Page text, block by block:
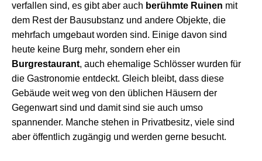
verfallen sind, es gibt aber auch berühmte Ruinen mit
dem Rest der Bausubstanz und andere Objekte, die
mehrfach umgebaut worden sind. Einige davon sind
heute keine Burg mehr, sondern eher ein
Burgrestaurant, auch ehemalige Schlösser wurden für
die Gastronomie entdeckt. Gleich bleibt, dass diese
Gebäude weit weg von den üblichen Häusern der
Gegenwart sind und damit sind sie auch umso
spannender. Manche stehen in Privatbesitz, viele sind
aber öffentlich zugängig und werden gerne besucht.